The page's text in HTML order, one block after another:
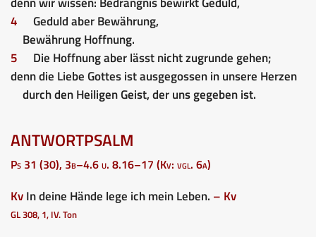
4
Geduld aber Bewährung,
Bewährung Hoffnung.
5
Die Hoffnung aber lässt nicht zugrunde gehen;
denn die Liebe Gottes ist ausgegossen in unsere Herzen
durch den Heiligen Geist, der uns gegeben ist.
ANTWORTPSALM
Ps 31 (30), 3b–4.6 u. 8.16–17 (Kv: vgl. 6a)
KvIn deine Hände lege ich mein Leben. – Kv
GL 308, 1, IV. Ton